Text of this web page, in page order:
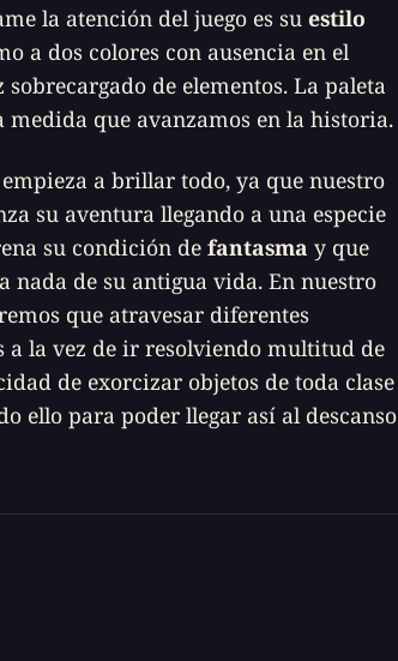
la atención del juego es su estilo
a dos colores con ausencia en el
sobrecargado de elementos. La paleta
medida que avanzamos en la historia.
a brillar todo, ya que nuestro
su aventura llegando a una especie
su condición de fantasma y que
nada de su antigua vida. En nuestro
que atravesar diferentes
a la vez de ir resolviendo multitud de
de exorcizar objetos de toda clase
ello para poder llegar así al descanso